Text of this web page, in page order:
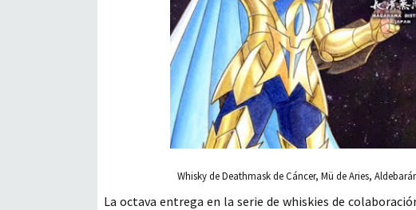
Whisky de Deathmask de Cáncer, Mü de Aries,
La octava entrega en la serie de whiskies de